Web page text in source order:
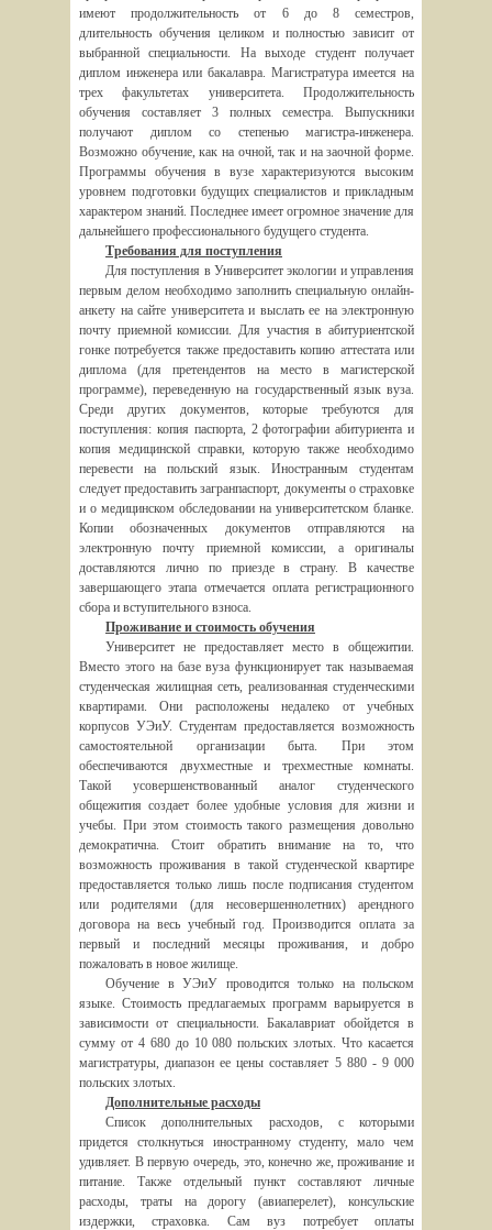
имеют продолжительность от 6 до 8 семестров,
длительность обучения целиком и полностью зависит от
выбранной специальности. На выходе студент получает
диплом инженера или бакалавра. Магистратура имеется на
трех факультетах университета. Продолжительность
обучения составляет 3 полных семестра. Выпускники
получают диплом со степенью магистра-инженера.
Возможно обучение, как на очной, так и на заочной форме.
Программы обучения в вузе характеризуются высоким
уровнем подготовки будущих специалистов и прикладным
характером знаний. Последнее имеет огромное значение для
дальнейшего профессионального будущего студента.
Требования для поступления
Для поступления в Университет экологии и управления
первым делом необходимо заполнить специальную онлайн-
анкету на сайте университета и выслать ее на электронную
почту приемной комиссии. Для участия в абитуриентской
гонке потребуется также предоставить копию аттестата или
диплома (для претендентов на место в магистерской
программе), переведенную на государственный язык вуза.
Среди других документов, которые требуются для
поступления: копия паспорта, 2 фотографии абитуриента и
копия медицинской справки, которую также необходимо
перевести на польский язык. Иностранным студентам
следует предоставить загранпаспорт, документы о страховке
и о медицинском обследовании на университетском бланке.
Копии обозначенных документов отправляются на
электронную почту приемной комиссии, а оригиналы
доставляются лично по приезде в страну. В качестве
завершающего этапа отмечается оплата регистрационного
сбора и вступительного взноса.
Проживание и стоимость обучения
Университет не предоставляет место в общежитии.
Вместо этого на базе вуза функционирует так называемая
студенческая жилищная сеть, реализованная студенческими
квартирами. Они расположены недалеко от учебных
корпусов УЭиУ. Студентам предоставляется возможность
самостоятельной организации быта. При этом
обеспечиваются двухместные и трехместные комнаты.
Такой усовершенствованный аналог студенческого
общежития создает более удобные условия для жизни и
учебы. При этом стоимость такого размещения довольно
демократична. Стоит обратить внимание на то, что
возможность проживания в такой студенческой квартире
предоставляется только лишь после подписания студентом
или родителями (для несовершеннолетних) арендного
договора на весь учебный год. Производится оплата за
первый и последний месяцы проживания, и добро
пожаловать в новое жилище.
Обучение в УЭиУ проводится только на польском
языке. Стоимость предлагаемых программ варьируется в
зависимости от специальности. Бакалавриат обойдется в
сумму от 4 680 до 10 080 польских злотых. Что касается
магистратуры, диапазон ее цены составляет 5 880 - 9 000
польских злотых.
Дополнительные расходы
Список дополнительных расходов, с которыми
придется столкнуться иностранному студенту, мало чем
удивляет. В первую очередь, это, конечно же, проживание и
питание. Также отдельный пункт составляют личные
расходы, траты на дорогу (авиаперелет), консульские
издержки, страховка. Сам вуз потребует оплаты